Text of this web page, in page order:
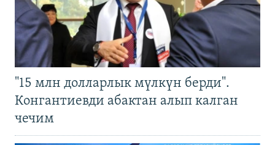
"15 млн долларлык мүлкүн берди".
Конгантиевди абактан алып калган
чечим